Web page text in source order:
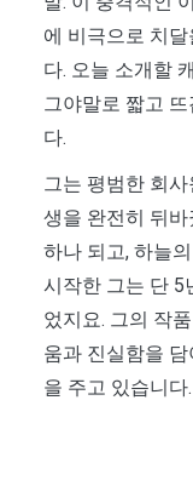
에 비극으로 치
다. 오늘 소개할
그야말로 짧고
다.
그는 평범한 회
생을 완전히 뒤
하나 되고, 하늘
시작한 그는 단 5
었지요. 그의 작
움과 진실함을
을 주고 있습니다.